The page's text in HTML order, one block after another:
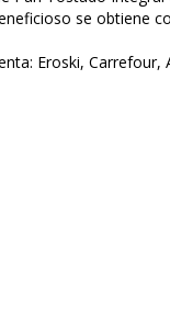
se obtiene
Eroski,